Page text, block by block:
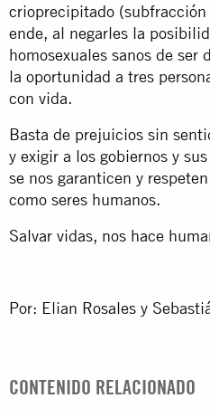
crioprecipitado
ende, al negarles la
homosexuales sanos de
la oportunidad a tres
con vida.
Basta de prejuicios sin
y exigir a los gobiernos y
se nos garanticen y
como seres humanos.
Salvar vidas, nos hace
Por: Elian Rosales y
CONTENIDO RELACIONADO